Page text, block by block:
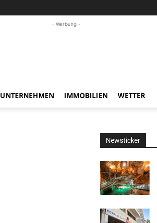
- Werbung -
UNTERNEHMEN IMMOBILIEN WETTER
Newsticker